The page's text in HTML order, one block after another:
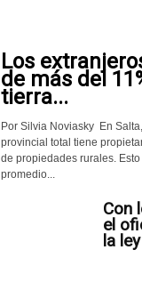
Los
de más del
tierra...
Por Silvia Noviasky En
provincial total tiene
de propiedades rurales. Esto
promedio...
Con
el
la